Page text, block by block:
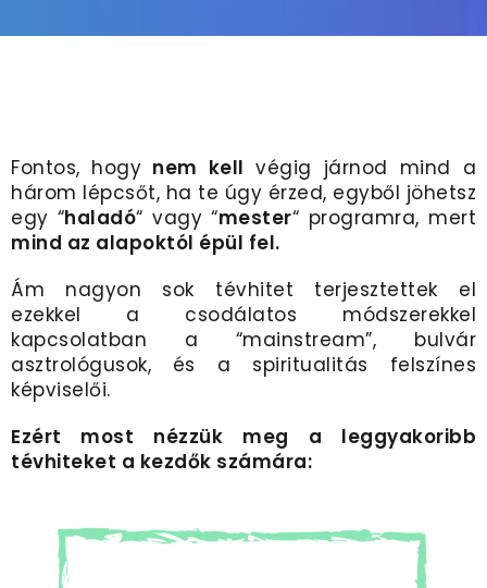
Fontos, hogy nem kell végig járnod mind a
három lépcsőt, ha te úgy érzed, egyből jöhetsz
egy “haladó“ vagy“mester“ programra, mert
mind az alapoktól épül fel.
Ám nagyon sok tévhitet terjesztettek el
ezekkel a csodálatos módszerekkel
kapcsolatban a “mainstream”, bulvár
asztrológusok, és a spiritualitás felszínes
képviselői.
Ezért most nézzük meg a leggyakoribb
tévhiteket a kezdők számára: